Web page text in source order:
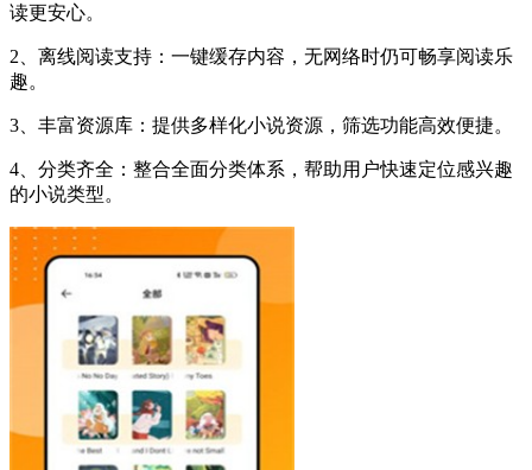
读更安心。
2、离线阅读支持：一键缓存内容，无网络时仍可畅享阅读乐
趣。
3、丰富资源库：提供多样化小说资源，筛选功能高效便捷。
4、分类齐全：整合全面分类体系，帮助用户快速定位感兴趣
的小说类型。